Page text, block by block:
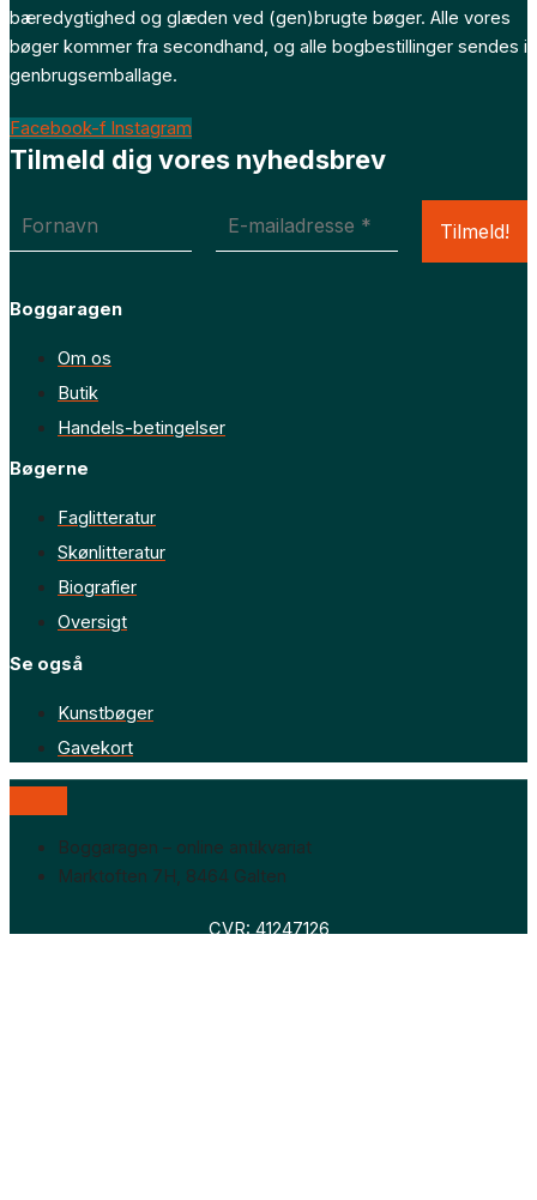
bæredygtighed og glæden ved (gen)brugte bøger. Alle vores
bøger kommer fra secondhand, og alle bogbestillinger sendes i
genbrugsemballage.
Facebook-f Instagram
Tilmeld dig vores nyhedsbrev
Boggaragen
Om os
Butik
Handels-betingelser
Bøgerne
Faglitteratur
Skønlitteratur
Biografier
Oversigt
Se også
Kunstbøger
Gavekort
Boggaragen – online antikvariat
Marktoften 7H, 8464 Galten
CVR: 41247126